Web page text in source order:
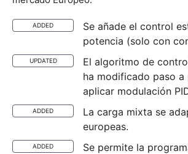
ADDED
Se añade el control
potencia (solo con
UPDATED
El algoritmo de
ha modificado paso a
aplicar modulación
ADDED
La carga mixta se
europeas.
ADDED
Se permite la